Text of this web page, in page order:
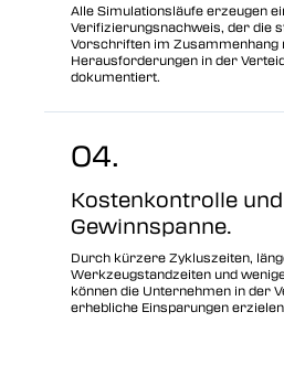
Alle Simulationsläufe erzeugen
Verifizierungsnachweis, der die
Vorschriften im Zusammenhang
Herausforderungen in der
dokumentiert.
04.
Kostenkontrolle und
Gewinnspanne.
Durch kürzere Zykluszeiten,
Werkzeugstandzeiten und
können die Unternehmen in der
erhebliche Einsparungen